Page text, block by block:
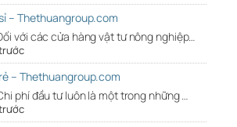
– Thethuangroup.com
với các cửa hàng vật tư nông nghiệp…
– Thethuangroup.com
phí đầu tư luôn là một trong những …